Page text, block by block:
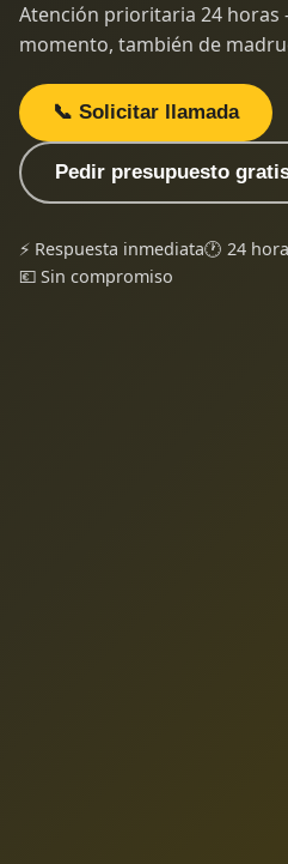
Atención prioritaria 24
momento, también de
📞 Solicitar llamada
Pedir presupuesto
⚡ Respuesta inmediata🕐 24
💶 Sin compromiso